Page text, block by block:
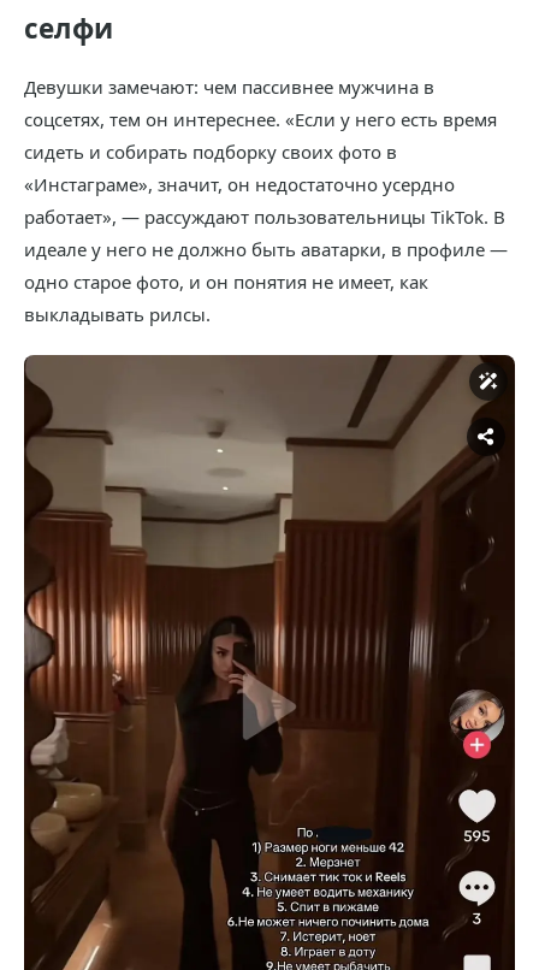
селфи
Девушки замечают: чем пассивнее мужчина в
соцсетях, тем он интереснее. «Если у него есть время
сидеть и собирать подборку своих фото в
«Инстаграме», значит, он недостаточно усердно
работает», — рассуждают пользовательницы TikTok. В
идеале у него не должно быть аватарки, в профиле —
одно старое фото, и он понятия не имеет, как
выкладывать рилсы.